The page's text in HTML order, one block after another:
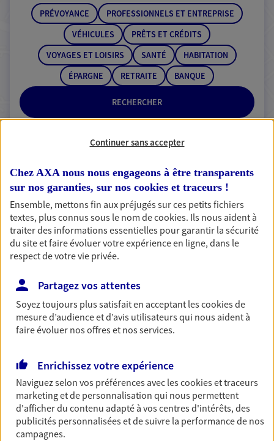
RECHERCHER
PRÉVOYANCE
PROFESSIONNELS ET ENTREPRISE
VÉHICULES
PRÊTS ET CRÉDITS
VOYAGES ET LOISIRS
SANTÉ
HABITATION
ÉPARGNE
RETRAITE BANQUE
2 résultats correspondent à votre
recherche
Passer les
résultats
Liste Carte
Backelandt Et Senlecq
Agents Généraux d'assurance exclusif AXA
France
13 B Place Du General De Gaulle, 59310 Orchies
Ouvre le 10 août à 09:00
03 20 71 86 16
Continuer sans accepter
Chez AXA nous nous engageons à être transparents
sur nos garanties, sur nos cookies et traceurs !
Ensemble, mettons fin aux préjugés sur ces petits fichiers
textes, plus connus sous le nom decookies. Ils nous aident à
traiter des informations essentielles pour garantir la sécurité
du site et faire évoluer votre expérience en ligne, dans le
respect de votre vie privée.
Partagez vos attentes
Soyez toujours plus satisfait en acceptant lescookiesde
mesure d’audience et d’avis utilisateurs qui nous aident à
faire évoluer nos offres et nos services.
Enrichissez votre expérience
Naviguez selon vos préférences avec lescookies et traceurs
marketing et de personnalisation qui nous permettent
d'afficher du contenu adapté à vos centres d'intérêts, des
publicités personnalisées et de suivre la performance de nos
campagnes.